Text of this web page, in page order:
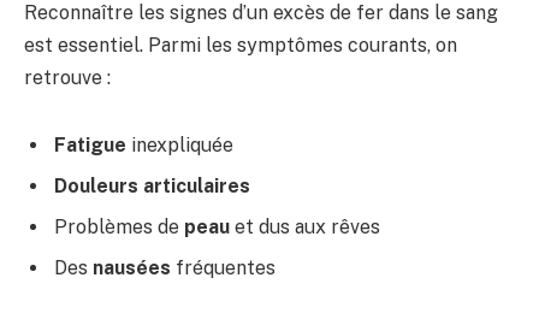
Reconnaître les signes d’un excès de fer dans le sang
est essentiel. Parmi les symptômes courants, on
retrouve :
Fatigue inexpliquée
Douleurs articulaires
Problèmes de peau et dus aux rêves
Des nausées fréquentes